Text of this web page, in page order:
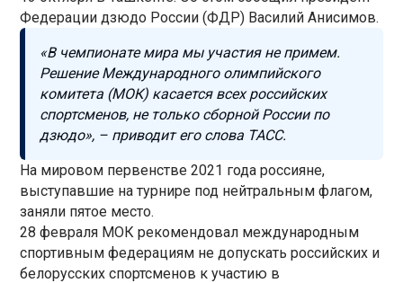
Федерации дзюдо России (ФДР) Василий Анисимов.
«В чемпионате мира мы участия не примем.
Решение Международного олимпийского
комитета (МОК) касается всех российских
спортсменов, не только сборной России по
дзюдо», – приводит его слова ТАСС.
На мировом первенстве 2021 года россияне,
выступавшие на турнире под нейтральным флагом,
заняли пятое место.
28 февраля МОК рекомендовал международным
спортивным федерациям не допускать российских и
белорусских спортсменов к участию в